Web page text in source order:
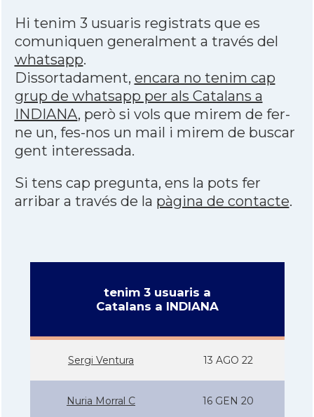
Hi tenim 3 usuaris registrats que es
comuniquen generalment a través del
whatsapp.
Dissortadament, encara no tenim cap
grup de whatsapp per als Catalans a
INDIANA, però si vols que mirem de fer-
ne un, fes-nos un mail i mirem de buscar
gent interessada.
Si tens cap pregunta, ens la pots fer
arribar a través de la pàgina de contacte.
tenim 3 usuaris a
Catalans a INDIANA
Sergi Ventura 13 AGO 22
Nuria Morral C 16 GEN 20